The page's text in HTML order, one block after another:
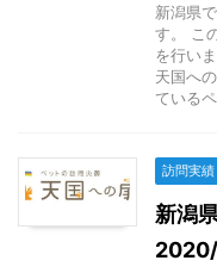
新潟県
す。 こ
を行い
天国へ
ている
訪問実績
新潟